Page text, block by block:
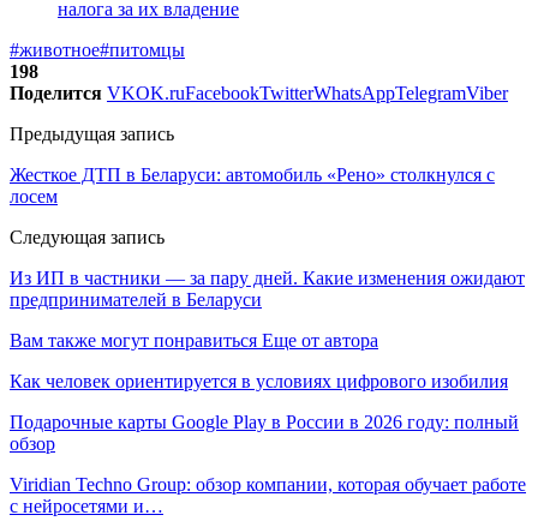
налога за их владение
#животное#питомцы
198
Поделится VKOK.ruFacebookTwitterWhatsAppTelegramViber
Предыдущая запись
Жесткое ДТП в Беларуси: автомобиль «Рено» столкнулся с
лосем
Следующая запись
Из ИП в частники — за пару дней. Какие изменения ожидают
предпринимателей в Беларуси
Вам также могут понравиться Еще от автора
Как человек ориентируется в условиях цифрового изобилия
Подарочные карты Google Play в России в 2026 году: полный
обзор
Viridian Techno Group: обзор компании, которая обучает работе
с нейросетями и…